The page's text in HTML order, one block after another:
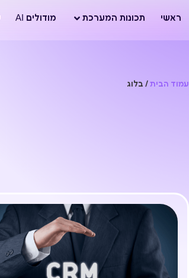
ראשי תכונות המערכת מודולים AI
עמוד הבית / בלוג